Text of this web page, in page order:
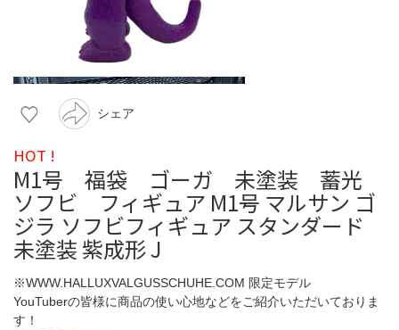
シェア
HOT !
M1号 福袋 ゴーガ 未塗装 蓄光
ソフビ フィギュア M1号 マルサン ゴ
ジラ ソフビフィギュア スタンダード
未塗装 紫成形 J
※WWW.HALLUXVALGUSSCHUHE.COM 限定モデル
YouTuberの皆様に商品の使い心地などをご紹介いただいておりま
す！